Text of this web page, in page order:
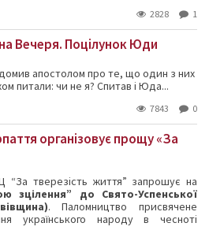
2828 1
Вечеря. Поцілунок Юди
апостолом про те, що один з них
питали: чи не я? Спитав і Юда...
7843 0
організовує прощу «За
“За тверезість життя” запрошує на
зцілення” до Свято-Успенської
. Паломництво присвячене
українського народу в чесноті